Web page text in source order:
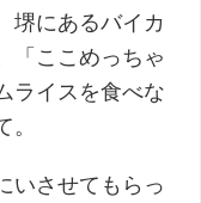
堺にあるバイカ
「ここめっちゃ
ライスを食べな
いさせてもらっ